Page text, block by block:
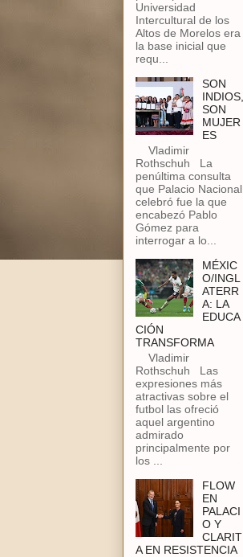
Universidad
Intercultural de los
Altos de Morelos era
la base inicial que
requ...
SON
INDIOS,
SON
MUJER
ES
Vladimir
Rothschuh La
penúltima consulta
que Palacio Nacional
celebró fue la que
encabezó Pablo
Gómez para
interrogar a lo...
MÉXIC
O/INGL
ATERR
A: LA
EDUCA
CIÓN
TRANSFORMA
Vladimir
Rothschuh Las
expresiones más
atractivas sobre el
futbol las ofreció
aquel argentino
admirado
principalmente por
los ...
FLOW
EN
PALACI
O Y
CLARIT
A EN RESISTENCIA